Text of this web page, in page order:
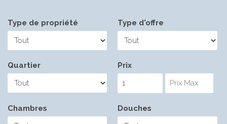
Type de propriété Type d'offre
Quartier Prix
Chambres Douches